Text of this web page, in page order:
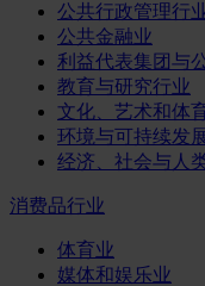
公共行政管理行
公共金融业
利益代表集团与
教育与研究行业
文化、艺术和体
环境与可持续发
经济、社会与人
消费品行业
体育业
媒体和娱乐业